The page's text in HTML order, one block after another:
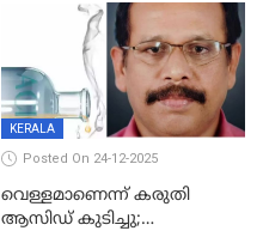
KERALA
Posted On 24-12-2025
വെള്ളമാണെന്ന് കരുതി
ആസിഡ് കുടിച്ചു;